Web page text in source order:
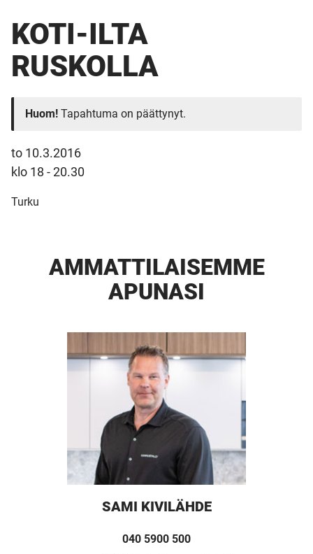
KOTI-ILTA
RUSKOLLA
Huom! Tapahtuma on päättynyt.
to 10.3.2016
klo 18 - 20.30
Turku
AMMATTI­LAISEMME
APUNASI
SAMI KIVILÄHDE
040 5900 500